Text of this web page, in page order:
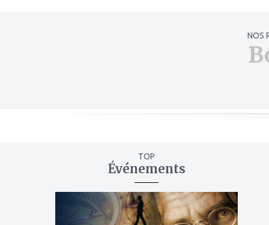
NOS
TOP
Événements
mes
favoris